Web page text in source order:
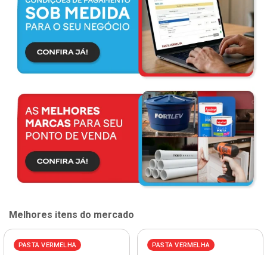
Melhores itens do mercado
PASTA VERMELHA PASTA VERMELHA